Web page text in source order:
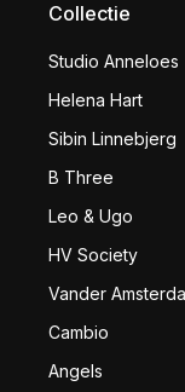
Collectie
Studio Anneloes
Helena Hart
Sibin Linnebjerg
B Three
Leo & Ugo
HV Society
Vander
Cambio
Angels